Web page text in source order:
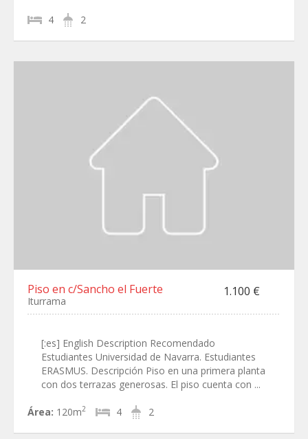
4 2
Piso en c/Sancho el Fuerte 1.100 €
Iturrama
[:es] English Description Recomendado
Estudiantes Universidad de Navarra. Estudiantes
ERASMUS. Descripción Piso en una primera planta
con dos terrazas generosas. El piso cuenta con ...
Área: 120m2 4 2